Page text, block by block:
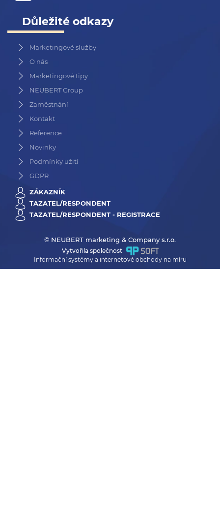
Důležité odkazy
Marketingové služby
O nás
Marketingové tipy
NEUBERT Group
Zaměstnání
Kontakt
Reference
Novinky
Podmínky užití
GDPR
ZÁKAZNÍK
TAZATEL/RESPONDENT
TAZATEL/RESPONDENT - REGISTRACE
© NEUBERT marketing & Company s.r.o.
Vytvořila společnost
Informační systémy a internetové obchody na míru